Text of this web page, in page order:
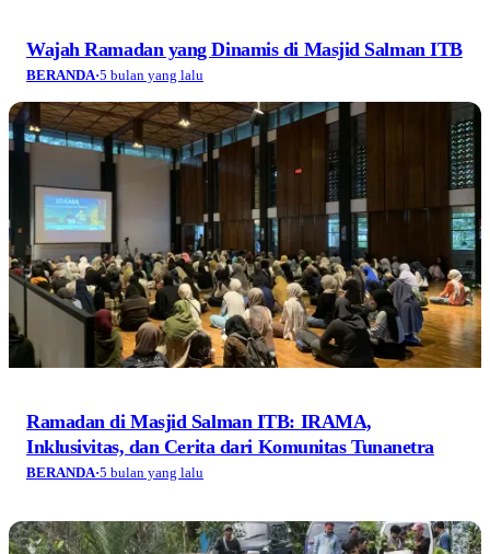
Wajah Ramadan yang Dinamis di Masjid Salman ITB
BERANDA·5 bulan yang lalu
Ramadan di Masjid Salman ITB: IRAMA,
Inklusivitas, dan Cerita dari Komunitas Tunanetra
BERANDA·5 bulan yang lalu